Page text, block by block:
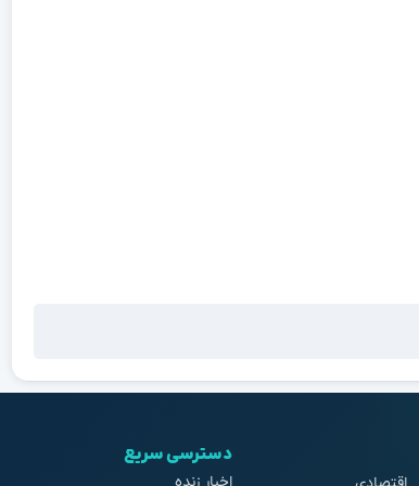
دسترسی سریع
اخبار زنده